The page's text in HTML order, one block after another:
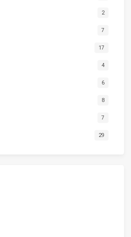
2
7
17
4
6
8
7
29